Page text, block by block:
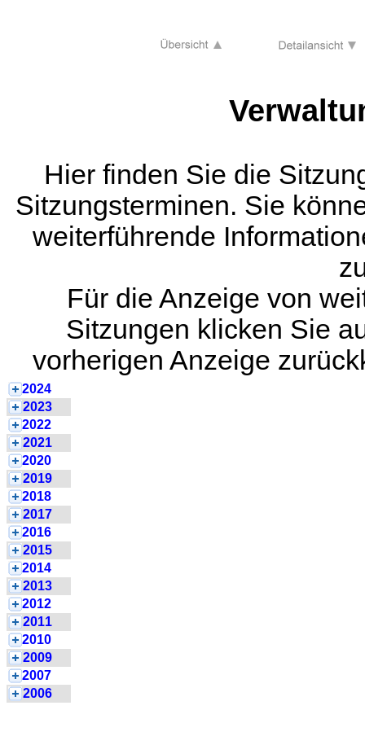
Hier finden Sie die
Sitzungsterminen. Sie
weiterführende
Für die Anzeige von
Sitzungen klicken Sie
vorherigen Anzeige
2024
2023
2022
2021
2020
2019
2018
2017
2016
2015
2014
2013
2012
2011
2010
2009
2007
2006